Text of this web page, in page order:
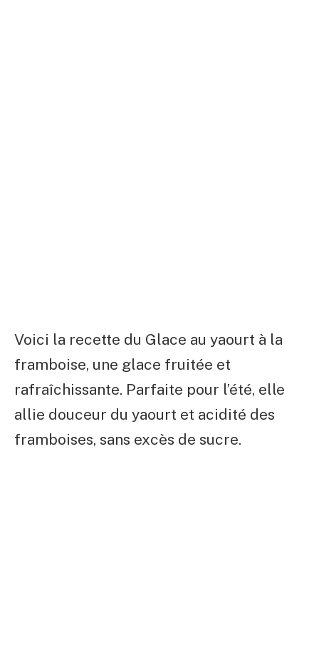
Voici la recette du Glace au yaourt à la
framboise, une glace fruitée et
rafraîchissante. Parfaite pour l’été, elle
allie douceur du yaourt et acidité des
framboises, sans excès de sucre.